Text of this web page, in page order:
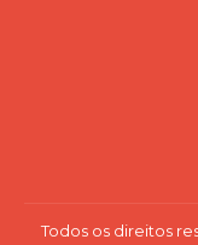
Todos os direitos